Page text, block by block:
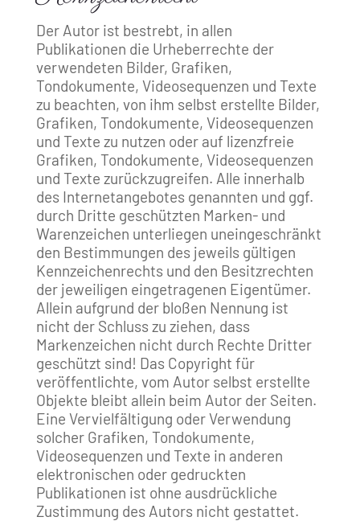
Der Autor ist bestrebt, in allen
Publikationen die Urheberrechte der
verwendeten Bilder, Grafiken,
Tondokumente, Videosequenzen und Texte
zu beachten, von ihm selbst erstellte Bilder,
Grafiken, Tondokumente, Videosequenzen
und Texte zu nutzen oder auf lizenzfreie
Grafiken, Tondokumente, Videosequenzen
und Texte zurückzugreifen. Alle innerhalb
des Internetangebotes genannten und ggf.
durch Dritte geschützten Marken- und
Warenzeichen unterliegen uneingeschränkt
den Bestimmungen des jeweils gültigen
Kennzeichenrechts und den Besitzrechten
der jeweiligen eingetragenen Eigentümer.
Allein aufgrund der bloßen Nennung ist
nicht der Schluss zu ziehen, dass
Markenzeichen nicht durch Rechte Dritter
geschützt sind! Das Copyright für
veröffentlichte, vom Autor selbst erstellte
Objekte bleibt allein beim Autor der Seiten.
Eine Vervielfältigung oder Verwendung
solcher Grafiken, Tondokumente,
Videosequenzen und Texte in anderen
elektronischen oder gedruckten
Publikationen ist ohne ausdrückliche
Zustimmung des Autors nicht gestattet.